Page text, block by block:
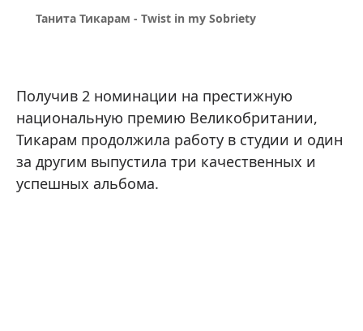
Танита Тикарам - Twist in my Sobriety
Получив 2 номинации на престижную
национальную премию Великобритании,
Тикарам продолжила работу в студии и один
за другим выпустила три качественных и
успешных альбома.